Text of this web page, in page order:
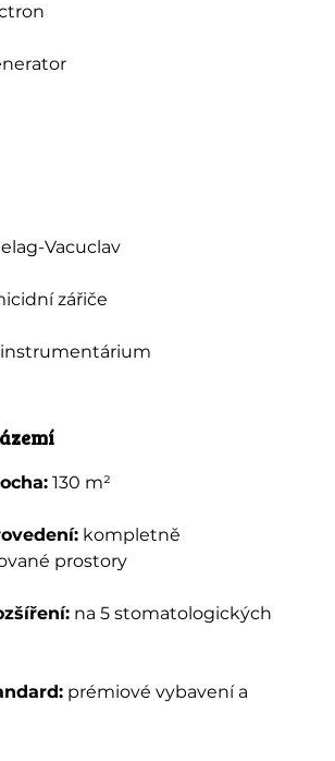
Vacuclav
zářiče
130 m²
kompletně
prostory
na 5 stomatologických
prémiové vybavení a